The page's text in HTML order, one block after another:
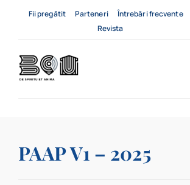
Fii pregătit Parteneri
Întrebări frecvente
Revista
Servicii
PAAP V1 – 2025